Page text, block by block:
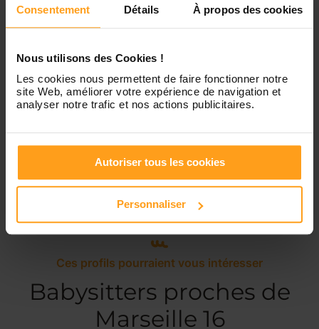
Consentement Détails À propos des cookies
Nous utilisons des Cookies !
Les cookies nous permettent de faire fonctionner notre
site Web, améliorer votre expérience de navigation et
analyser notre trafic et nos actions publicitaires.
Autoriser tous les cookies
Personnaliser
Samedi Disponible de 00:00 à 00:00
Dimanche Disponible de 00:00 à 00:00
Garde d’enfants Ménage
Ces profils pourraient vous intéresser
Babysitters proches de
Marseille 16